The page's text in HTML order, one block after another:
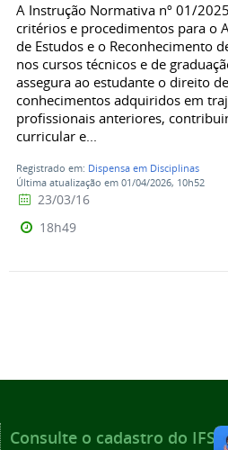
A Instrução Normativa nº 01/
critérios e procedimentos para o
de Estudos e o Reconhecimento
nos cursos técnicos e de
assegura ao estudante o direito
conhecimentos adquiridos em
profissionais anteriores,
curricular e...
Registrado em: Dispensa em Disciplinas
Última atualização em 01/04/2026, 10h52
23/03/16
18h49
Consulte o cadastro do